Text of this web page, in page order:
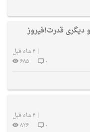
قدرت!فیروز
| ۴ ماه قبل
۰
۶۸۵
| ۴ ماه قبل
۰
۸۲۶